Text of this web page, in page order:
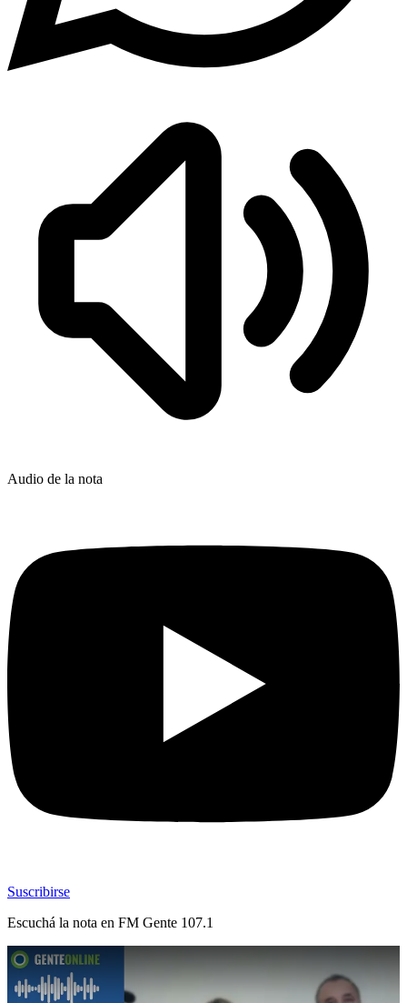
Audio de la nota
Suscribirse
Escuchá la nota en FM Gente 107.1